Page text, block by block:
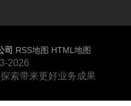
司 RSS地图 HTML地图
2026
索带来更好业务成果